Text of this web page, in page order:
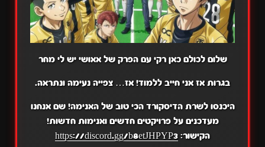
שלום לכולם כאן רקי עם הפרק של אאושי יש לי מחר
בגרות אז אני חייב ללמוד! אז… צפייה נעימה ונתראה.
היכנסו לשרת הדיסקורד הכי טוב של האנימה! שם אנחנו
מעדכנים על פרויקטים חדשים ואנימות חדשות!
הקישור: https://discord.gg/b8etJHPYP3